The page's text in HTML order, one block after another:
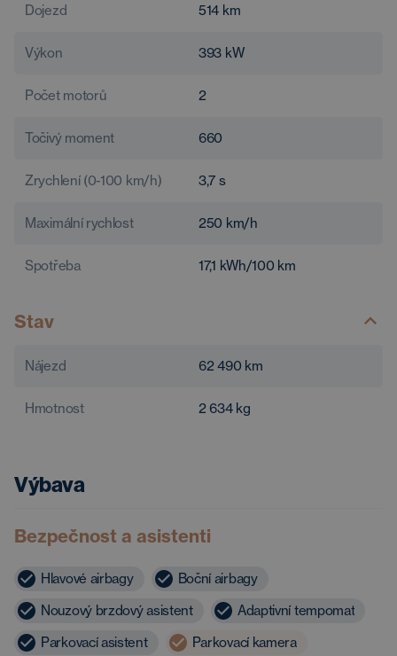
Dojezd 514 km
Výkon 393 kW
Počet motorů 2
Točivý moment 660
Zrychlení (0-100 km/h) 3,7 s
Maximální rychlost 250 km/h
Spotřeba 17,1 kWh/100 km
Stav
Nájezd 62 490 km
Hmotnost 2 634 kg
Výbava
Bezpečnost a asistenti
Hlavové airbagy
Boční airbagy
Nouzový brzdový asistent
Adaptivní tempomat
Parkovací asistent
Parkovací kamera